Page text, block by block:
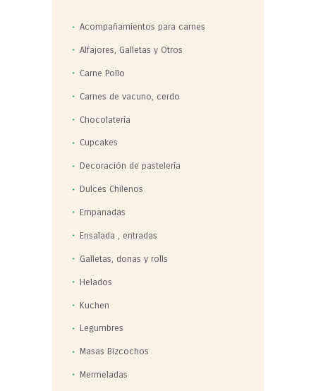
Acompañamientos para carnes
Alfajores, Galletas y Otros
Carne Pollo
Carnes de vacuno, cerdo
Chocolatería
Cupcakes
Decoración de pastelería
Dulces Chilenos
Empanadas
Ensalada , entradas
Galletas, donas y rolls
Helados
Kuchen
Legumbres
Masas Bizcochos
Mermeladas